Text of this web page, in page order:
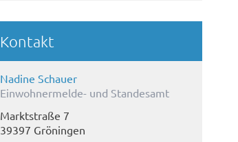
Kontakt
Nadine Schauer
Einwohnermelde- und Standesamt
Marktstraße 7
39397 Gröningen